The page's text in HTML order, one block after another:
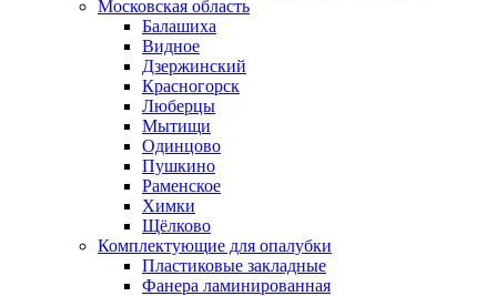
Московская область
Балашиха
Видное
Дзержинский
Красногорск
Люберцы
Мытищи
Одинцово
Пушкино
Раменское
Химки
Щёлково
Комплектующие для опалубки
Пластиковые закладные
Фанера ламинированная